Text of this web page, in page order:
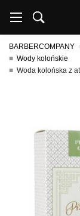
BARBERCOMPANY
Wody kolońskie
Woda kolońska z